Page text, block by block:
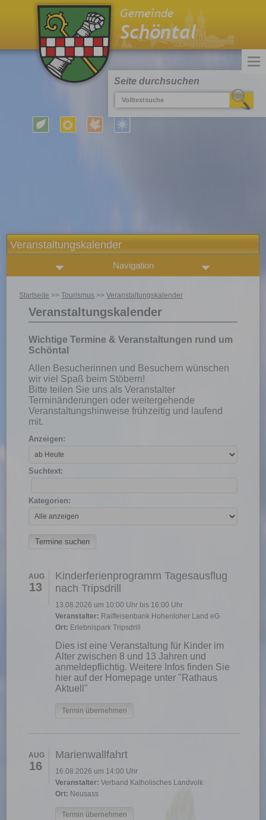
Seite durchsuchen
Veranstaltungskalender
Navigation
Startseite >>Tourismus >>Veranstaltungskalender
Veranstaltungskalender
Wichtige Termine & Veranstaltungen rund um
Schöntal
Allen Besucherinnen und Besuchern wünschen
wir viel Spaß beim Stöbern!
Bitte teilen Sie uns als Veranstalter
Terminänderungen oder weitergehende
Veranstaltungshinweise frühzeitig und laufend
mit.
Anzeigen:
Suchtext:
Kategorien:
AUG
13
Kinderferienprogramm Tagesausflug
nach Tripsdrill
13.08.2026 um 10:00 Uhr bis 16:00 Uhr
Veranstalter: Raiffeisenbank Hohenloher Land eG
Ort: Erlebnispark Tripsdrill
Dies ist eine Veranstaltung für Kinder im
Alter zwischen 8 und 13 Jahren und
anmeldepflichtig. Weitere Infos finden Sie
hier auf der Homepage unter "Rathaus
Aktuell"
Termin übernehmen
AUG
16
Marienwallfahrt
16.08.2026 um 14:00 Uhr
Veranstalter: Verband Katholisches Landvolk
Ort: Neusass
Termin übernehmen